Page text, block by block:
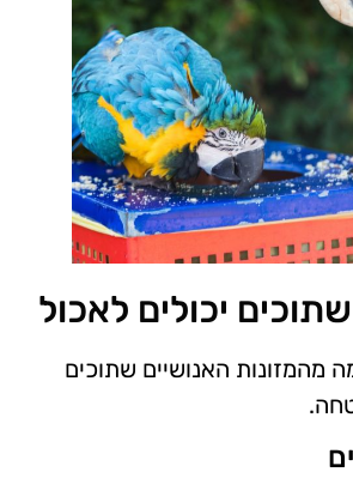
יכולים לאכול
מהמזונות האנושיים שתוכים